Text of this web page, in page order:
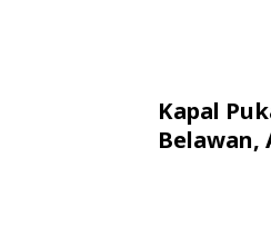
Kapal
Belawan,